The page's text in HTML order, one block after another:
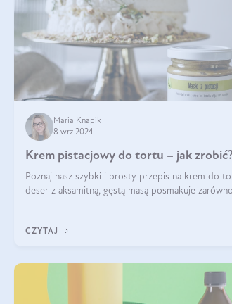
Maria Knapik
8 wrz 2024
Krem pistacjowy do tortu – jak
Poznaj nasz szybki i prosty przepis na krem do
deser z aksamitną, gęstą masą posmakuje zarówno
CZYTAJ